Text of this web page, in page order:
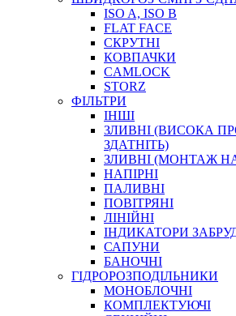
ДОМКРАТИ
НАБОРИ ЗАПОБІЖНИКІВ, КЛЕМ,
НАСОСИ, КОМПРЕСОРИ,
ПАСТА, АНТИСЕПТИК
ІНСТРУМЕНТ
САДОВИЙ ІНВЕНТАР
ЕЛЕКТРИЧНІ ПРИЛАДИ
ПАЛЬНИКИ, ПАЯЛЬНИКИ,
ІНСТРУМЕНТИ ДЛЯ ЕЛЕКТРИКА
ЕЛЕКТРОІНСТРУМЕНТИ
ЗАМКИ І КОМПЛЕКТУЮЧІ
ІНСТРУМЕНТИ ДЛЯ
ISO A, ISO B
FLAT FACE
СКРУТНІ
КОВПАЧКИ
CAMLOCK
STORZ
ФІЛЬТРИ
ІНШІ
ЗЛИВНІ (ВИСОКА
ЗДАТНІТЬ)
ЗЛИВНІ (МОНТАЖ
НАПІРНІ
ПАЛИВНІ
ПОВІТРЯНІ
ЛІНІЙНІ
ІНДИКАТОРИ
САПУНИ
БАНОЧНІ
ГІДРОРОЗПОДІЛЬНИКИ
МОНОБЛОЧНІ
КОМПЛЕКТУЮЧІ